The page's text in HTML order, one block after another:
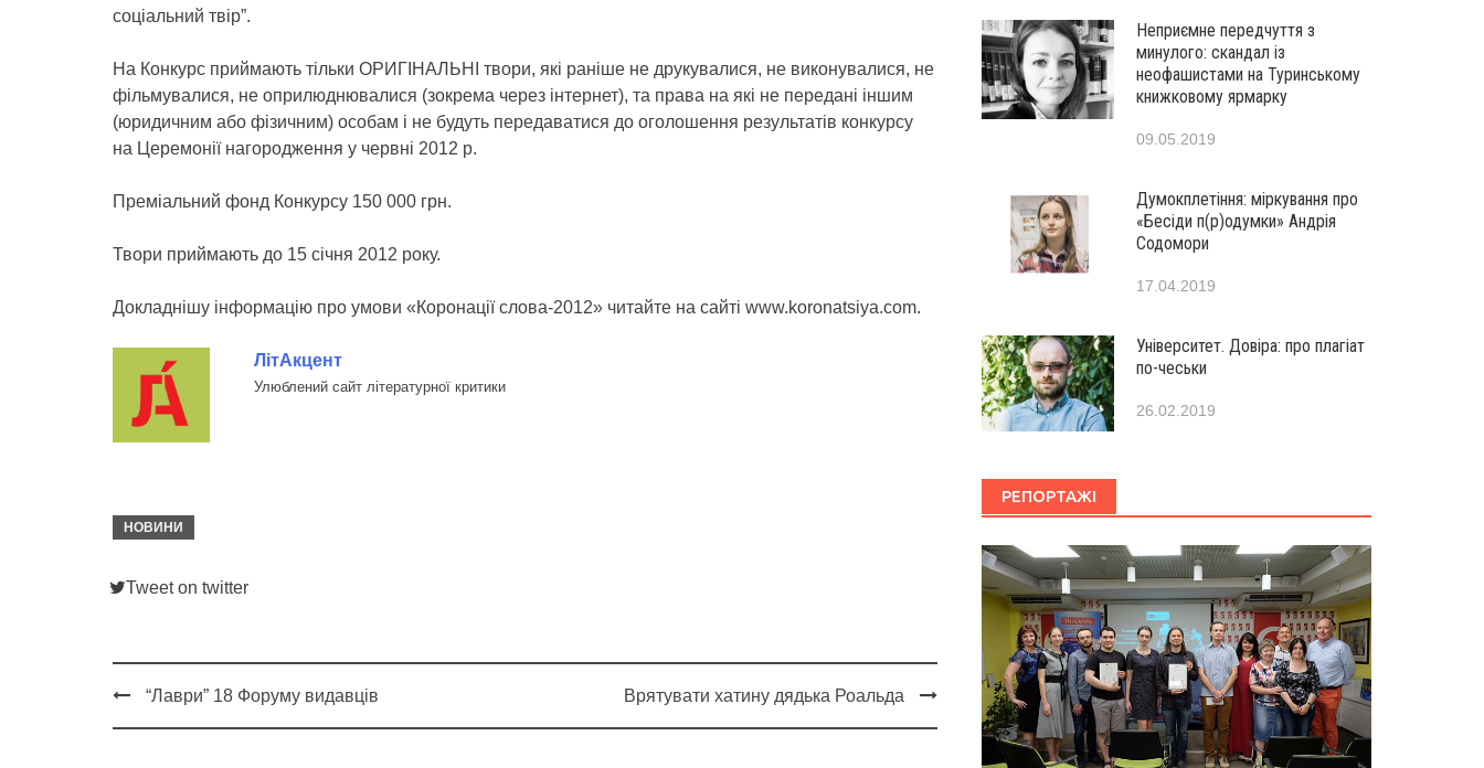
соціальний твір”.
На Конкурс приймають тільки ОРИГІНАЛЬНІ твори, які раніше не друкувалися, не виконувалися, не
фільмувалися, не оприлюднювалися (зокрема через інтернет), та права на які не передані іншим
(юридичним або фізичним) особам і не будуть передаватися до оголошення результатів конкурсу
на Церемонії нагородження у червні 2012 р.
Преміальний фонд Конкурсу 150 000 грн.
Твори приймають до 15 січня 2012 року.
Докладнішу інформацію про умови «Коронації слова-2012» читайте на сайті www.koronatsiya.com.
ЛітАкцент
Улюблений сайт літературної критики
НОВИНИ
Tweet on twitter
Post
“Лаври” 18 Форуму видавців Врятувати хатину дядька Роальда
Неприємне передчуття з
минулого: скандал із
неофашистами на Туринському
книжковому ярмарку
09.05.2019
Думокплетіння: міркування про
«Бесіди п(р)одумки» Андрія
Содомори
17.04.2019
Університет. Довіра: про плагіат
по-чеськи
26.02.2019
РЕПОРТАЖІ